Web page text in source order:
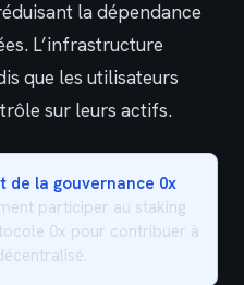
la dépendance
L’infrastructure
que les utilisateurs
sur leurs actifs.
de la gouvernance 0x
participer au staking
0x pour contribuer à